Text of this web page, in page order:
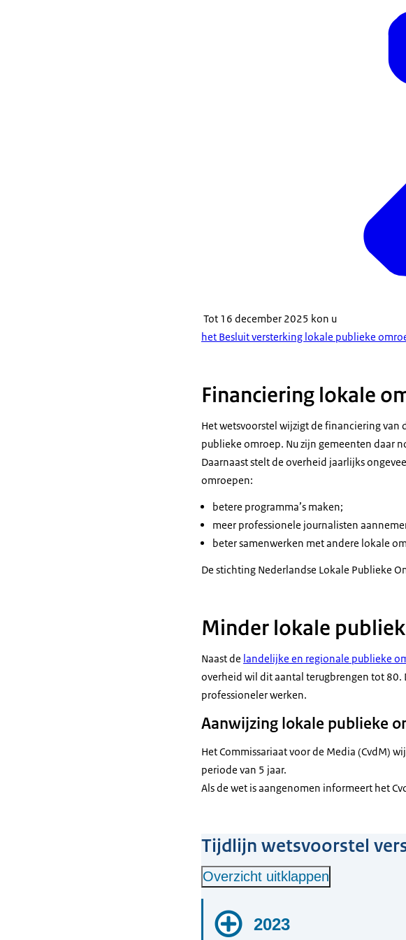
Tot 16 december 2025 kon u
het Besluit versterking lokale publieke
Financiering lokale
Het wetsvoorstel wijzigt de financiering
publieke omroep. Nu zijn gemeenten daar
Daarnaast stelt de overheid jaarlijks
omroepen:
betere programma’s maken;
meer professionele journalisten
beter samenwerken met andere lokale
De stichting Nederlandse Lokale Publieke
Minder lokale
Naast de landelijke en regionale publieke
overheid wil dit aantal terugbrengen tot 80.
professioneler werken.
Aanwijzing lokale publieke
Het Commissariaat voor de Media (CvdM)
periode van 5 jaar.
Als de wet is aangenomen informeert het
Tijdlijn wetsvoorstel
Overzicht uitklappen
2023